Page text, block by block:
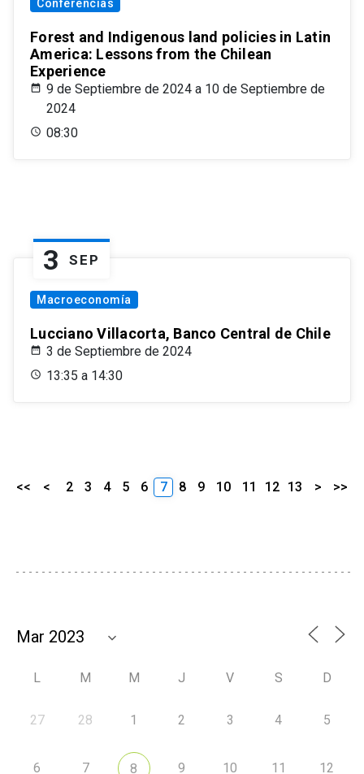
Conferencias
Forest and Indigenous land policies in Latin
America: Lessons from the Chilean
Experience
9 de Septiembre de 2024 a 10 de Septiembre de
2024
08:30
3 SEP
Macroeconomía
Lucciano Villacorta, Banco Central de Chile
3 de Septiembre de 2024
13:35 a 14:30
<< < 2 3 4 5 6 7 8 9 10 11 12 13 > >>
L M M J V S D
27 28 1 2 3 4 5
6 7 8 9 10 11 12